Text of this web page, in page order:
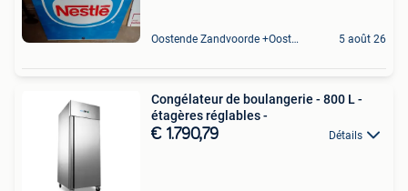
Oostende Zandvoorde +Oostende 5 août 26
Congélateur de boulangerie - 800 L -
étagères réglables -
€ 1.790,79 Détails